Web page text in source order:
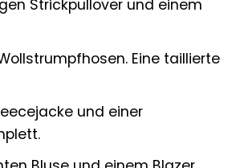
Strickpullover und einem
Eine taillierte
und einer